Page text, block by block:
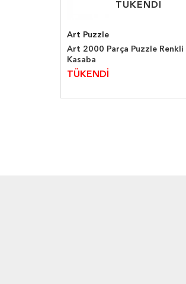
TÜKENDİ
TÜKENDİ
Art Puzzle
Art 2000 Parça Puzzle Renkli
Kasaba
TÜKENDİ